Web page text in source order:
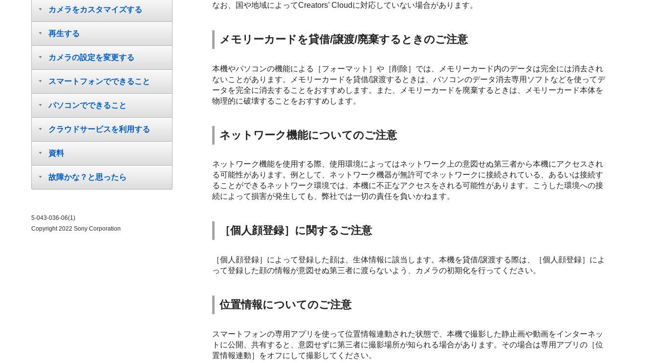
なお、国や地域によってCreators’ Cloudに対応していない場合があります。
メモリーカードを貸借/譲渡/廃棄するときのご注意
本機やパソコンの機能による ［フォーマット］ や ［削除］ では、メモリーカード内のデータは完全には消去され
ないことがあります。メモリーカードを貸借/譲渡するときは、パソコンのデータ消去専用ソフトなどを使ってデ
ータを完全に消去することをおすすめします。また、メモリーカードを廃棄するときは、メモリーカード本体を
物理的に破壊することをおすすめします。
ネットワーク機能についてのご注意
ネットワーク機能を使用する際、使用環境によってはネットワーク上の意図せぬ第三者から本機にアクセスされ
る可能性があります。例として、ネットワーク機器が無許可でネットワークに接続されている、あるいは接続す
ることができるネットワーク環境では、本機に不正なアクセスをされる可能性があります。こうした環境への接
続によって損害が発生しても、弊社では一切の責任を負いかねます。
［個人顔登録］ に関するご注意
［個人顔登録］ によって登録した顔は、生体情報に該当します。本機を貸借/譲渡する際は、 ［個人顔登録］ によ
って登録した顔の情報が意図せぬ第三者に渡らないよう、カメラの初期化を行ってください。
位置情報についてのご注意
スマートフォンの専用アプリを使って位置情報連動された状態で、本機で撮影した静止画や動画をインターネッ
トに公開、共有すると、意図せずに第三者に撮影場所が知られる場合があります。その場合は専用アプリの ［位
置情報連動］
をオフにして撮影してください。
カメラをカスタマイズする
再生する
カメラの設定を変更する
スマートフォンでできること
パソコンでできること
クラウドサービスを利用する
資料
故障かな？と思ったら
5-043-036-06(1)
Copyright 2022 Sony Corporation